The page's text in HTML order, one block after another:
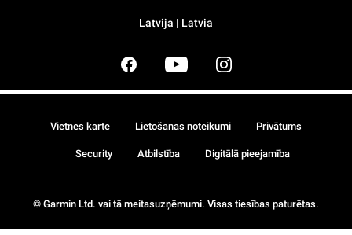
Latvija | Latvia
© Garmin Ltd. vai tā meitasuzņēmumi. Visas tiesības paturētas.
Vietnes karte Lietošanas noteikumi Privātums
Security Atbilstība Digitālā pieejamība